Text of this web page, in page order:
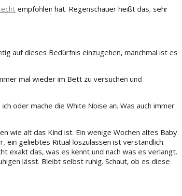
empfohlen hat. Regenschauer heißt das, sehr
auf dieses Bedürfnis einzugehen, manchmal ist es
mal wieder im Bett zu versuchen und
oder mache die White Noise an. Was auch immer
wie alt das Kind ist. Ein wenige Wochen altes Baby
ein geliebtes Ritual loszulassen ist verständlich.
exakt das, was es kennt und nach was es verlangt.
lässt. Bleibt selbst ruhig. Schaut, ob es diese